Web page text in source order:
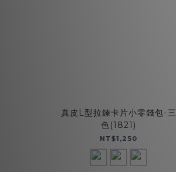
真皮L型拉鍊卡片小零錢包-三
色(1821)
NT$1,250